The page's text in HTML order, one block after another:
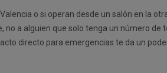
o si operan desde un salón en la
a alguien que solo tenga un número
directo para emergencias te da un